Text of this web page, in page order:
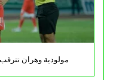
مولودية وهران